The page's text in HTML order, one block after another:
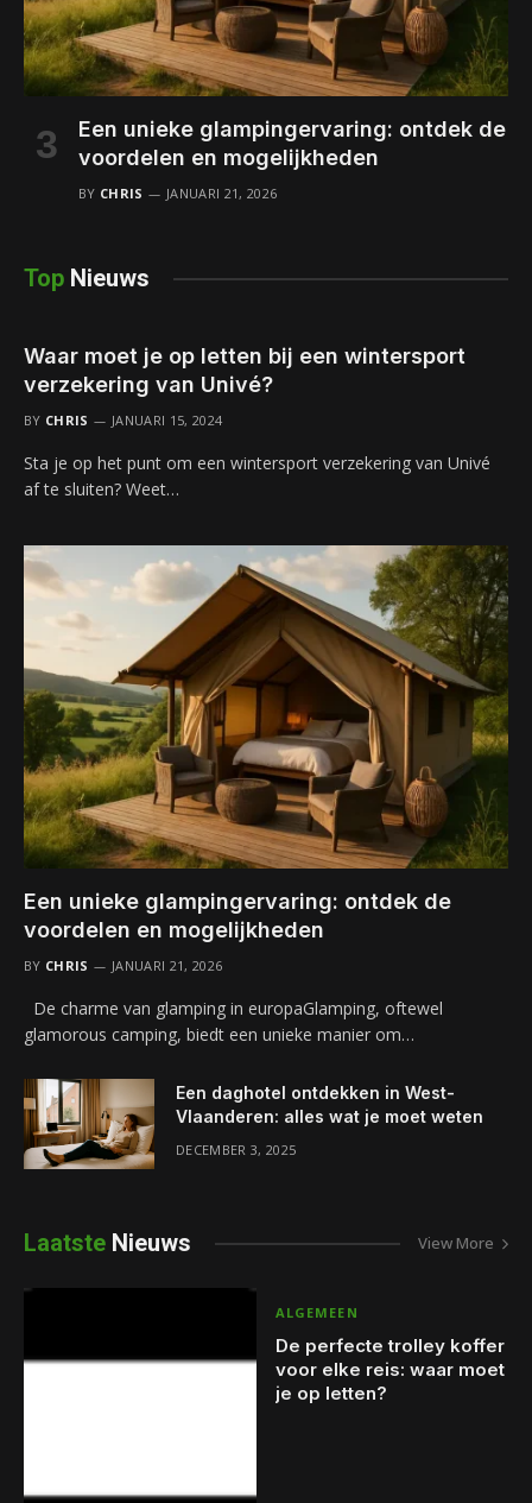
Een unieke glampingervaring: ontdek de
voordelen en mogelijkheden
BY CHRIS JANUARI 21, 2026
Top Nieuws
Waar moet je op letten bij een wintersport
verzekering van Univé?
BY CHRIS JANUARI 15, 2024
Sta je op het punt om een wintersport verzekering van Univé
af te sluiten? Weet…
Een unieke glampingervaring: ontdek de
voordelen en mogelijkheden
BY CHRIS JANUARI 21, 2026
De charme van glamping in europaGlamping, oftewel
glamorous camping, biedt een unieke manier om…
Een daghotel ontdekken in West-
Vlaanderen: alles wat je moet weten
DECEMBER 3, 2025
Laatste Nieuws View More
ALGEMEEN
De perfecte trolley koffer
voor elke reis: waar moet
je op letten?